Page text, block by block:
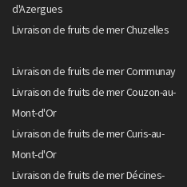
d'Azergues
Livraison de fruits de mer Chuzelles
Livraison de fruits de mer Communay
Livraison de fruits de mer Couzon-au-
Mont-d'Or
Livraison de fruits de mer Curis-au-
Mont-d'Or
Livraison de fruits de mer Décines-